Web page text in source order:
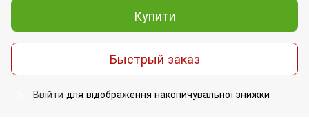
Купити
Быстрый заказ
Ввійти для відображення накопичувальної знижки